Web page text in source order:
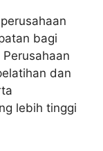
bagi
dan
lebih tinggi